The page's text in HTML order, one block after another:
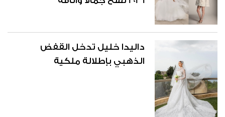
داليدا خليل تدخل القفض
الذهبي بإطلالة ملكية